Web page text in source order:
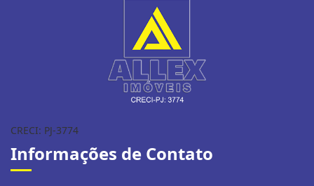
CRECI: PJ-3774
Informações de Contato